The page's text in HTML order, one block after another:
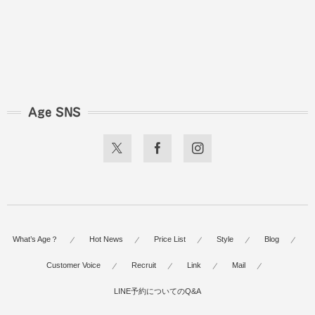
Age SNS
What’s Age？ Hot News Price List Style Blog
Customer Voice Recruit Link Mail
LINE予約についてのQ&A